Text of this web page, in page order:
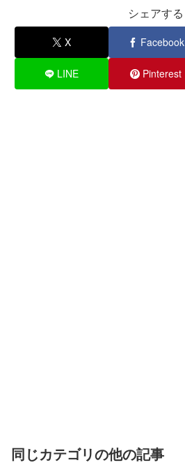
シェアする
X Facebook
LINE Pinterest
同じカテゴリの他の記事